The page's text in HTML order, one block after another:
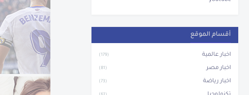
أقسام الموقع
اخبار عالمية (179)
اخبار مصر (81)
اخبار رياضة (73)